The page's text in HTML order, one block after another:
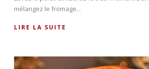
mélangez le fromage...
LIRE LA SUITE